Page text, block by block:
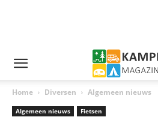
Home Diversen Algemeen nieuws
Algemeen nieuws Fietsen